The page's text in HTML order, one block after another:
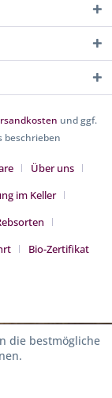
und ggf.
beschrieben
Über uns
im Keller
Bio-Zertifikat
die bestmögliche